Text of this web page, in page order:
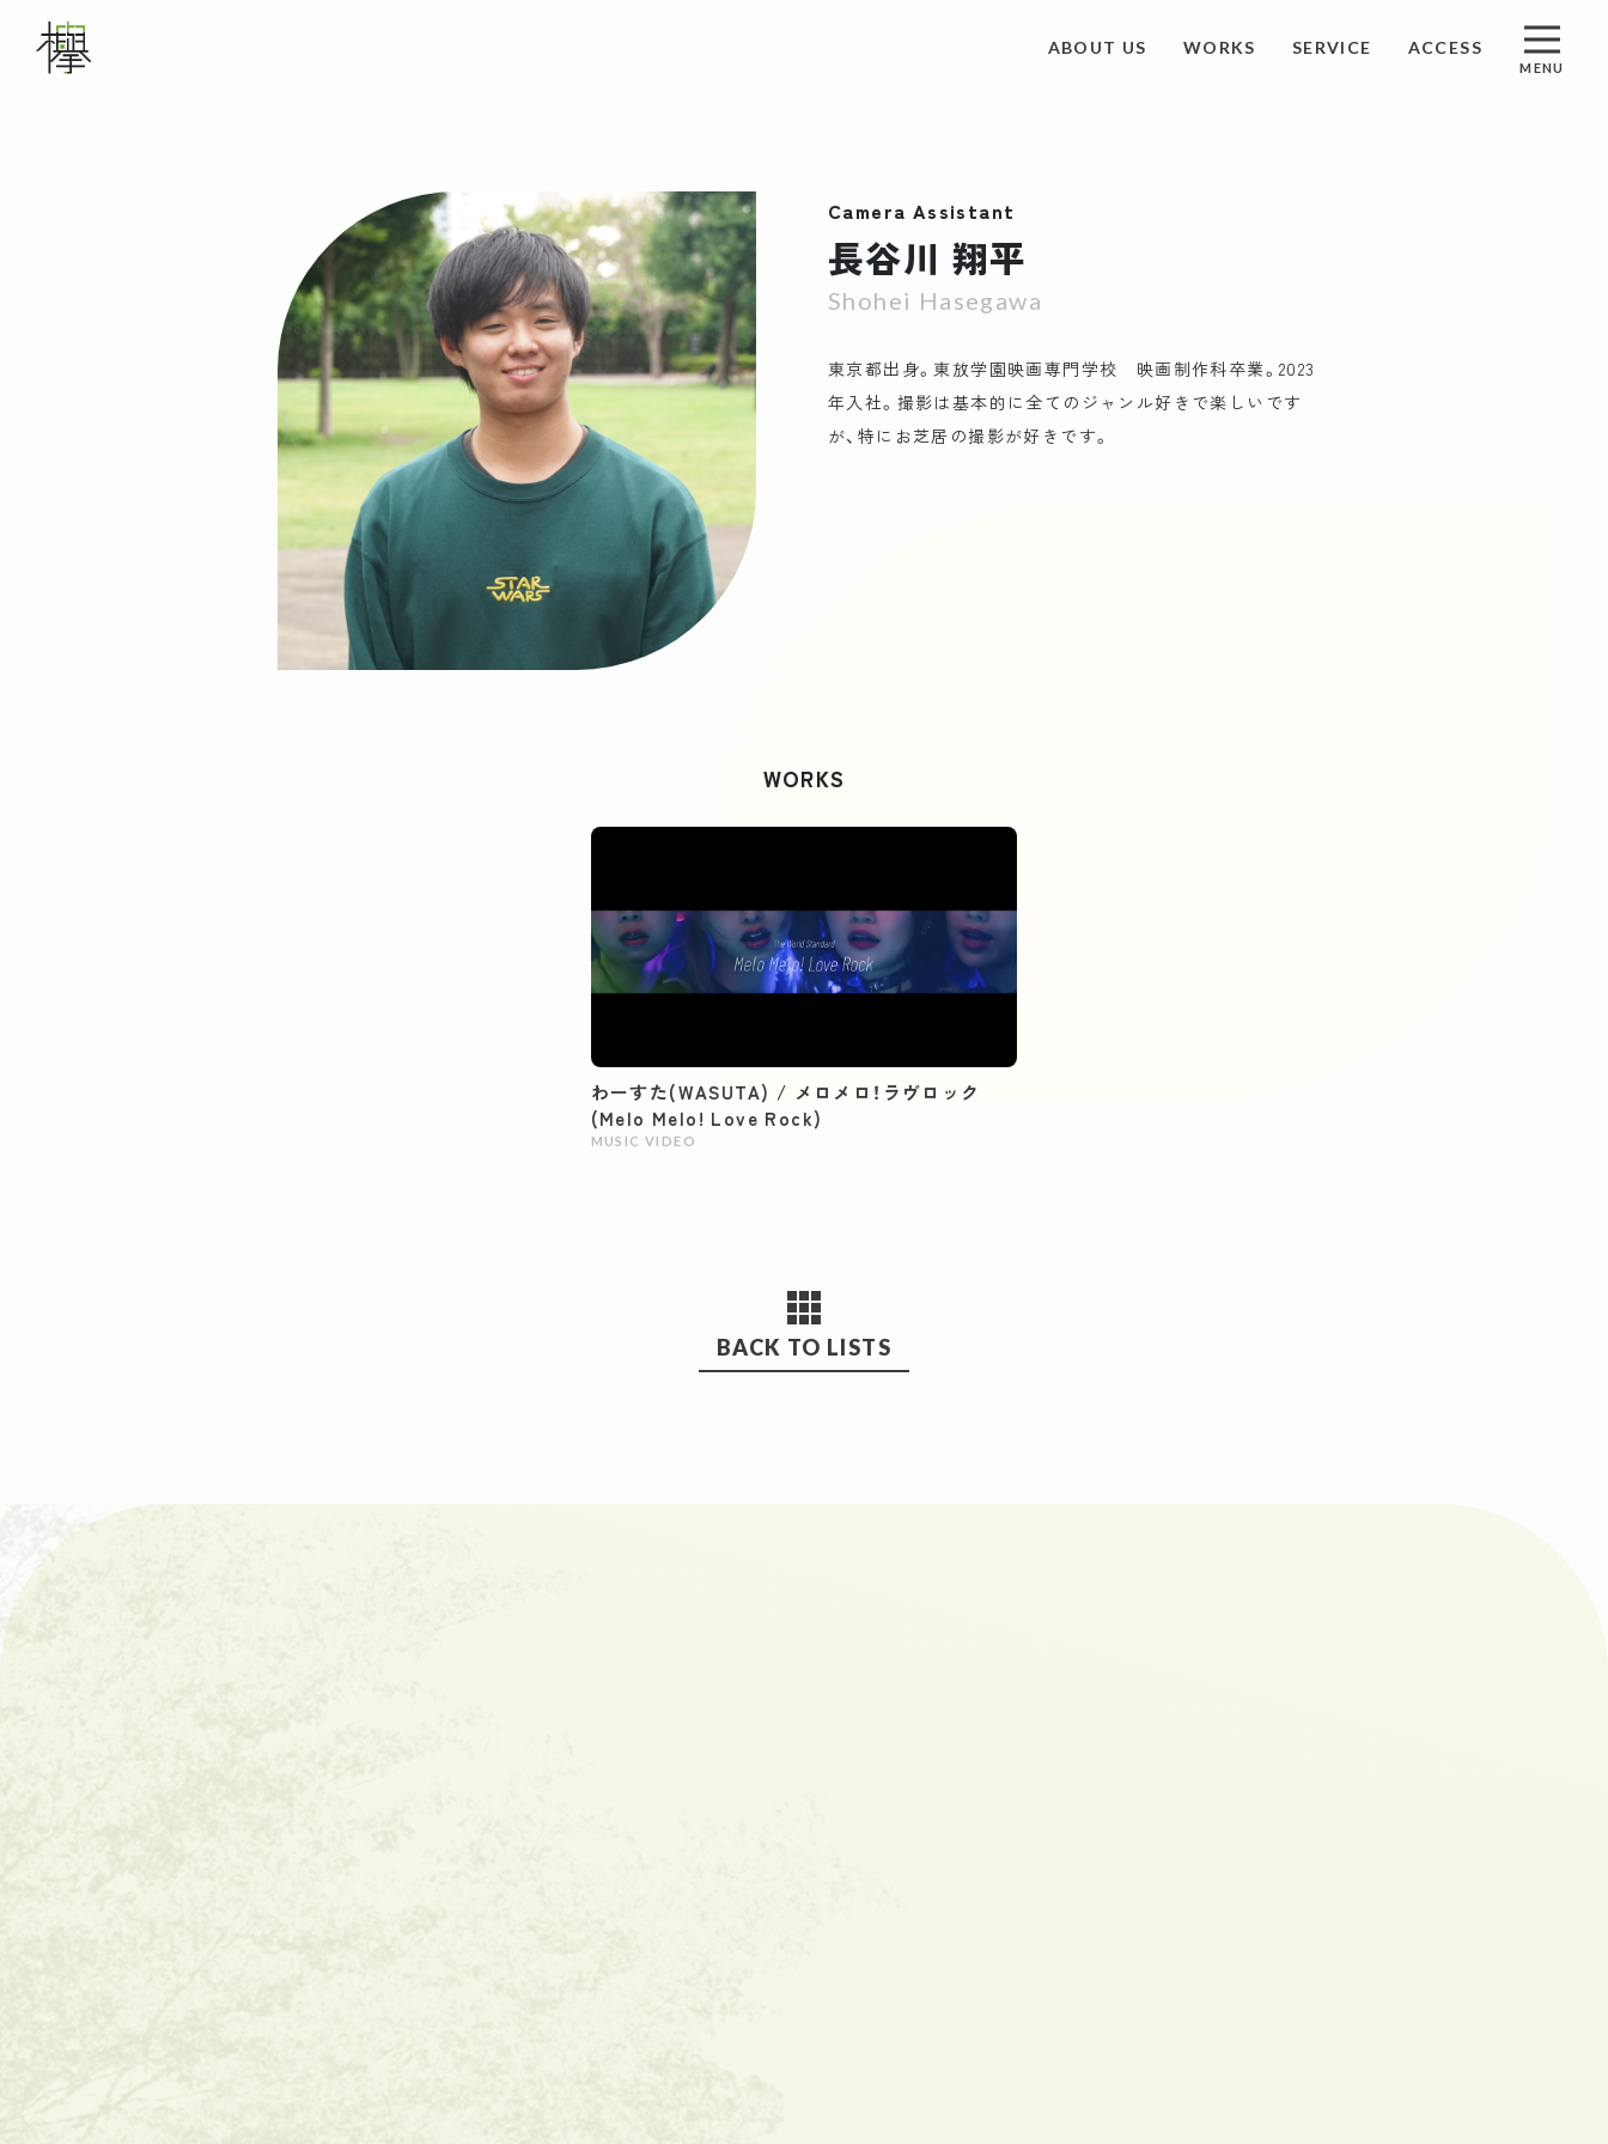
メインナビゲーション ABOUT US WORKS SERVICE ACCESS
MENU
ABOUT US 私たちについて REQUEST
SERVICE サービス CONTACT お問い合わせ
Camera Assistant
長谷川 翔平
Shohei Hasegawa
東京都出身。東放学園映画専門学校 映画制作科卒業。2023
年入社。撮影は基本的に全てのジャンル好きで楽しいです
が、特にお芝居の撮影が好きです。
WORKS
わーすた(WASUTA) / メロメロ！ラヴロック
(Melo Melo! Love Rock)
MUSIC VIDEO
BACK TO LISTS